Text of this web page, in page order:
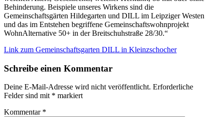
Behinderung. Beispiele unseres Wirkens sind die
Gemeinschaftsgärten Hildegarten und DILL im Leipziger Westen
und das im Entstehen begriffene Gemeinschaftswohnprojekt
WohnAlternative 50+ in der Breitschuhstraße 28/30.“
Link zum Gemeinschaftsgarten DILL in Kleinzschocher
Schreibe einen Kommentar
Deine E-Mail-Adresse wird nicht veröffentlicht. Erforderliche
Felder sind mit * markiert
Kommentar *